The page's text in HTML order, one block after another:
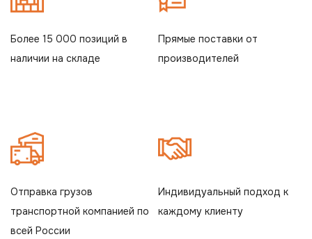
Более 15 000 позиций в
наличии на складе
Прямые поставки от
производителей
Отправка грузов
транспортной компанией по
всей России
Индивидуальный подход к
каждому клиенту